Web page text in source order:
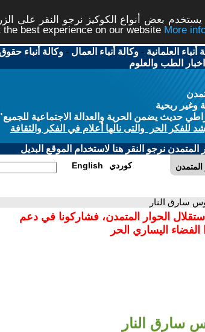
بعض أنواع الكوكيز نرجو النقر على
best experience on our website
أنباء العلمانية -وكالة أنباء العمال -وكالة أنباء
اخبار الطب والعلوم
وغير ربحية
حديث يضمن الحرية والعدالة الاجتماعية للجميع
للفكر الحر والتى نالها أعلام في الفكر والثقافة
نرجو النقر هنا لاستخدام الموقع البديل
المتمدن English كوردي
سارق النار
الحوار المتمدن، فشاركونا في دعم
الفضاء اليساري الحر
سارق النار